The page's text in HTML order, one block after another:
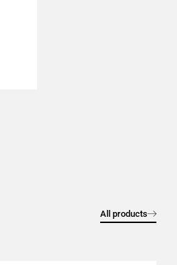
All products